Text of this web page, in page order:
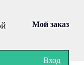
Мой заказ
Вход